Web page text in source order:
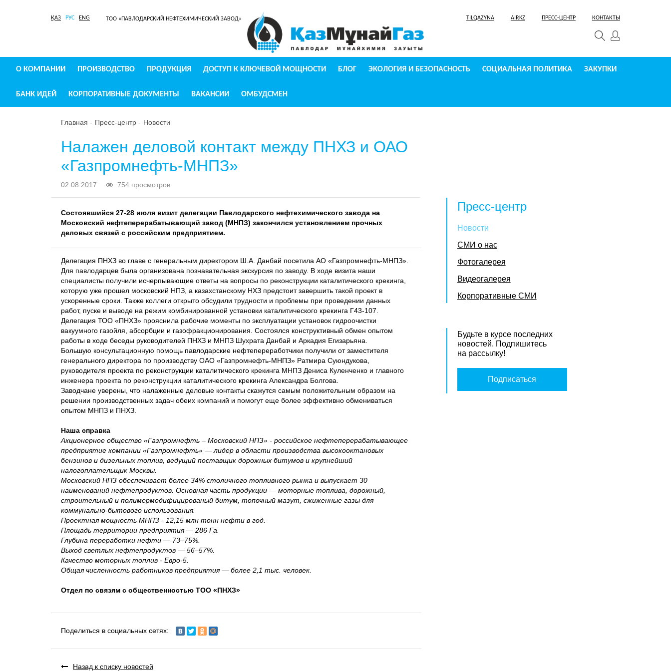
ҚАЗ РУС ENG ТОО «ПАВЛОДАРСКИЙ НЕФТЕХИМИЧЕСКИЙ ЗАВОД» TILQAZYNA AIRKZ ПРЕСС-ЦЕНТР КОНТАКТЫ
О КОМПАНИИ ПРОИЗВОДСТВО ПРОДУКЦИЯ ДОСТУП К КЛЮЧЕВОЙ МОЩНОСТИ БЛОГ ЭКОЛОГИЯ И БЕЗОПАСНОСТЬ СОЦИАЛЬНАЯ ПОЛИТИКА ЗАКУПКИ
БАНК ИДЕЙ КОРПОРАТИВНЫЕ ДОКУМЕНТЫ ВАКАНСИИ ОМБУДСМЕН
Главная Пресс-центр Новости
Налажен деловой контакт между ПНХЗ и ОАО
«Газпромнефть-МНПЗ»
02.08.2017 754 просмотров
Состоявшийся 27-28 июля визит делегации Павлодарского нефтехимического завода на
Московский нефтеперерабатывающий завод (МНПЗ) закончился установлением прочных
деловых связей с российским предприятием.
Делегация ПНХЗ во главе с генеральным директором Ш.А. Данбай посетила АО «Газпромнефть-МНПЗ».
Для павлодарцев была организована познавательная экскурсия по заводу. В ходе визита наши
специалисты получили исчерпывающие ответы на вопросы по реконструкции каталитического крекинга,
которую уже прошел московский НПЗ, а казахстанскому НХЗ предстоит завершить такой проект в
ускоренные сроки. Также коллеги открыто обсудили трудности и проблемы при проведении данных
работ, пуске и выводе на режим комбинированной установки каталитического крекинга Г43-107.
Делегация ТОО «ПНХЗ» прояснила рабочие моменты по эксплуатации установок гидроочистки
вакуумного газойля, абсорбции и газофракционирования. Состоялся конструктивный обмен опытом
работы в ходе беседы руководителей ПНХЗ и МНПЗ Шухрата Данбай и Аркадия Егизарьяна.
Большую консультационную помощь павлодарские нефтепереработчики получили от заместителя
генерального директора по производству ОАО «Газпромнефть-МНПЗ» Ратмира Суюндукова,
руководителя проекта по реконструкции каталитического крекинга МНПЗ Дениса Куленченко и главного
инженера проекта по реконструкции каталитического крекинга Александра Болгова.
Заводчане уверены, что налаженные деловые контакты скажутся самым положительным образом на
решении производственных задач обеих компаний и помогут еще более эффективно обмениваться
опытом МНПЗ и ПНХЗ.
Наша справка
Акционерное общество «Газпромнефть – Московский НПЗ» - российское нефтеперерабатывающее
предприятие компании «Газпромнефть» — лидер в области производства высокооктановых
бензинов и дизельных топлив, ведущий поставщик дорожных битумов и крупнейший
налогоплательщик Москвы.
Московский НПЗ обеспечивает более 34% столичного топливного рынка и выпускает 30
наименований нефтепродуктов. Основная часть продукции — моторные топлива, дорожный,
строительный и полимермодифицированый битум, топочный мазут, сжиженные газы для
коммунально-бытового использования.
Проектная мощность МНПЗ - 12,15 млн тонн нефти в год.
Площадь территории предприятия — 286 Га.
Глубина переработки нефти — 73–75%.
Выход светлых нефтепродуктов — 56–57%.
Качество моторных топлив - Евро-5.
Общая численность работников предприятия — более 2,1 тыс. человек.
Отдел по связям с общественностью ТОО «ПНХЗ»
Поделиться в социальных сетях:
Назад к списку новостей
Пресс-центр
Новости
СМИ о нас
Фотогалерея
Видеогалерея
Корпоративные СМИ
Будьте в курсе последних
новостей. Подпишитесь
на рассылку!
Подписаться